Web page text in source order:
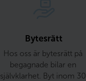
Bytesrätt
Hos oss är bytesrätt på
begagnade bilar en
självklarhet. Byt inom 30